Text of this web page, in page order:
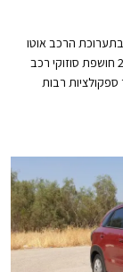
הרכב אוטו
אקספו בהודו קדימון לרכב פנאי חשמלי שיגיע בשנת 2025 חושפת סוזוקי רכב
רבות